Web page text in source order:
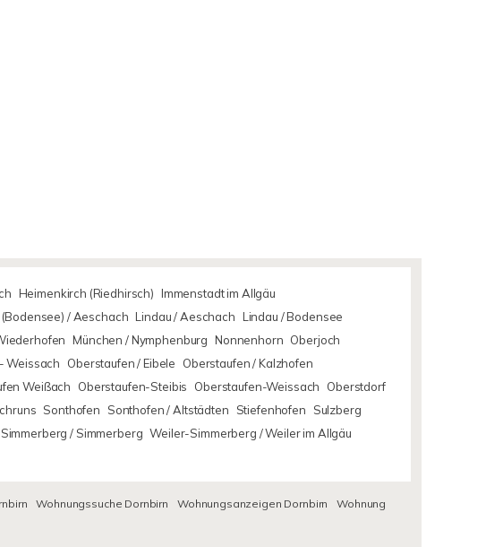
Heimenkirch (Riedhirsch) Immenstadt im Allgäu
/ Aeschach Lindau / Aeschach Lindau / Bodensee
München / Nymphenburg Nonnenhorn Oberjoch
Weissach Oberstaufen / Eibele
Oberstaufen / Kalzhofen
Weißach Oberstaufen-Steibis Oberstaufen-Weissach
Oberstdorf
Sonthofen Sonthofen / Altstädten Stiefenhofen
Sulzberg
/ Simmerberg Weiler-Simmerberg / Weiler im Allgäu
Wohnungssuche Dornbirn Wohnungsanzeigen Dornbirn
Wohnung